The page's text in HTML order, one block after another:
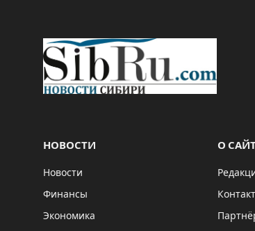
НОВОСТИ
Новости
Финансы
Экономика
О